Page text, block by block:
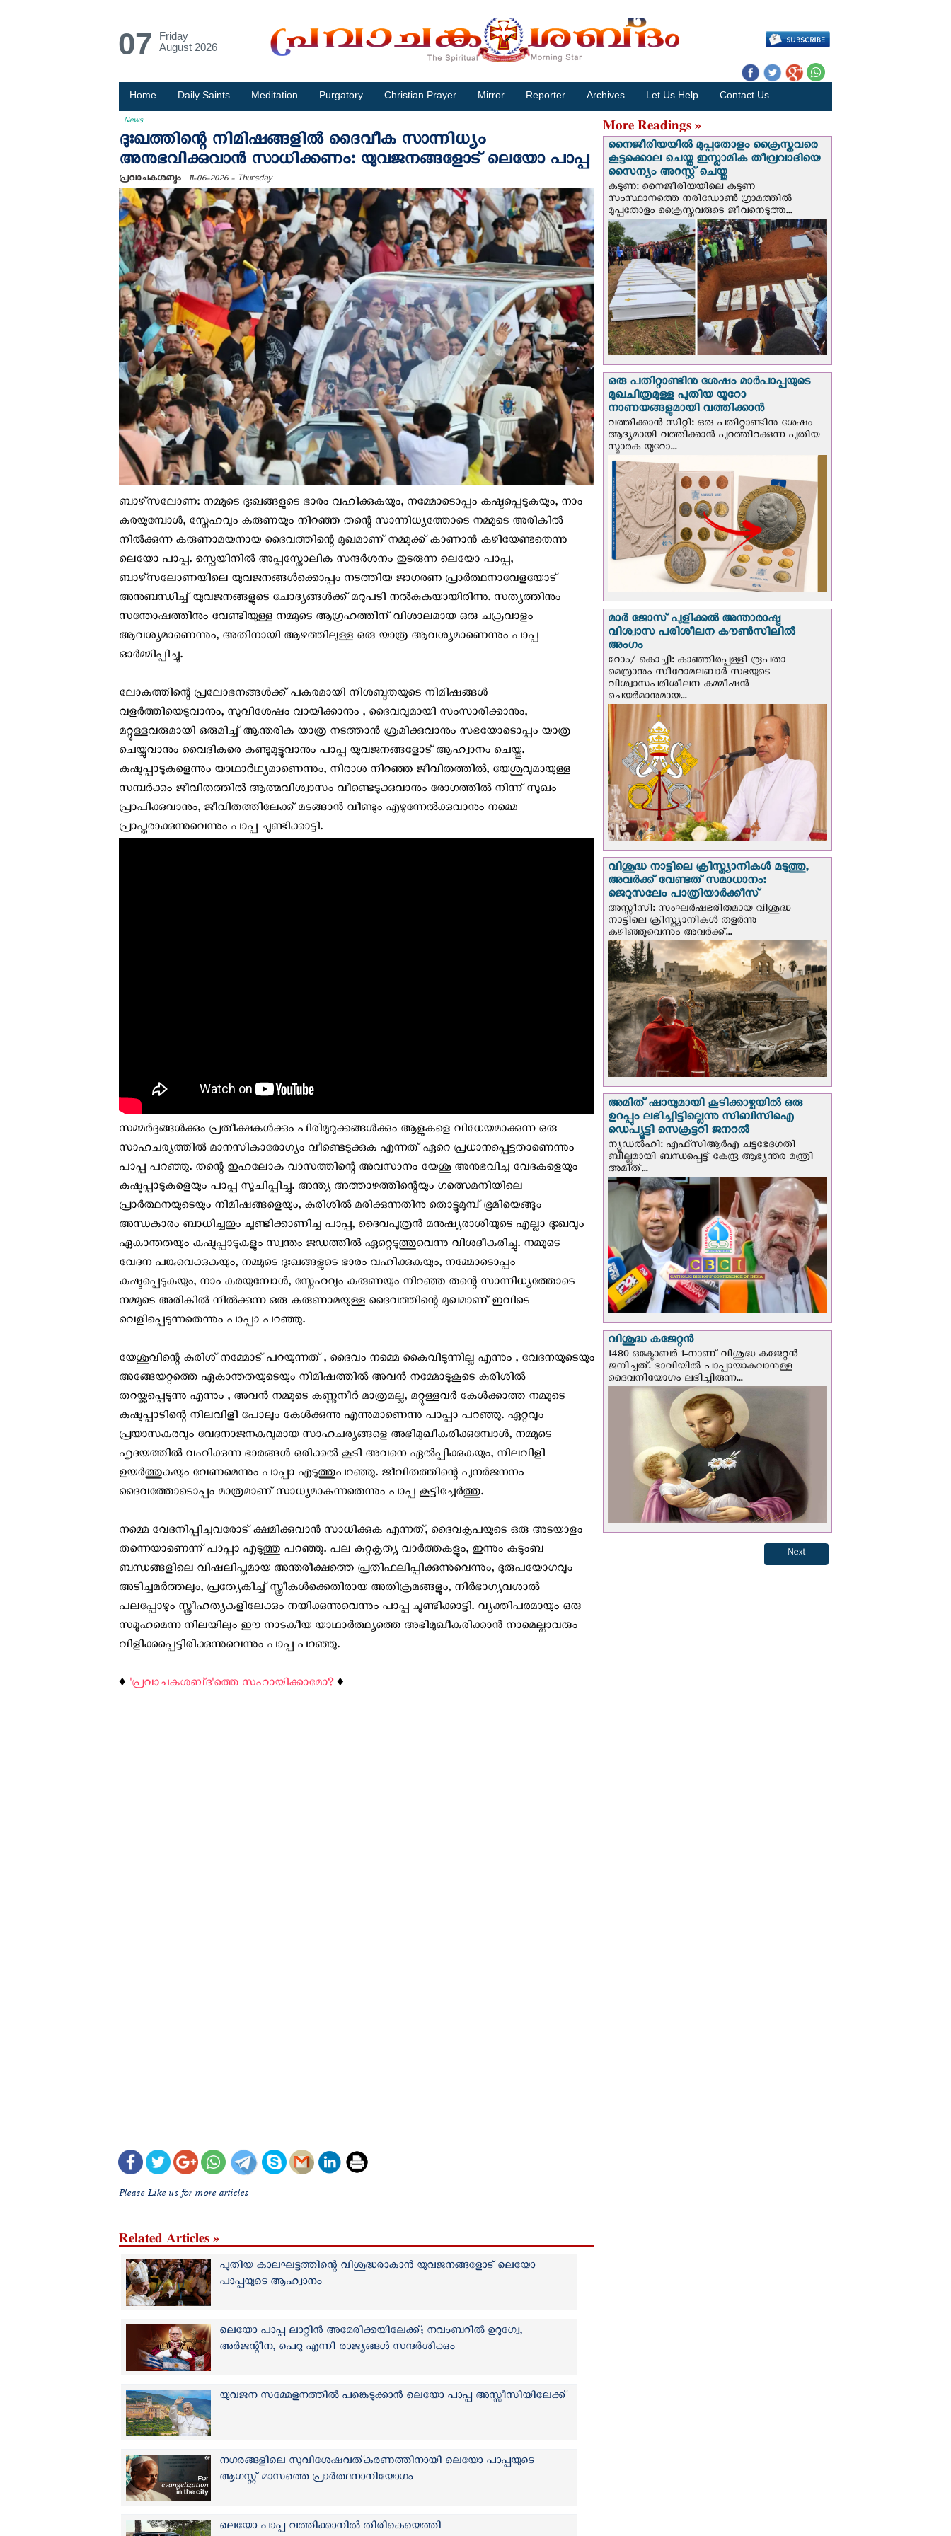
07
Friday
August 2026
Home Daily Saints Meditation Purgatory Christian Prayer Mirror Reporter Archives Let Us Help Contact Us
News
ദുഃഖത്തിന്റെ നിമിഷങ്ങളിൽ ദൈവീക സാന്നിധ്യം
അനുഭവിക്കുവാന്‍ സാധിക്കണം: യുവജനങ്ങളോട് ലെയോ പാപ്പ
പ്രവാചകശബ്ദം 11-06-2026 - Thursday
ബാഴ്‌സലോണ: നമ്മുടെ ദുഃഖങ്ങളുടെ ഭാരം വഹിക്കുകയും, നമ്മോടൊപ്പം കഷ്ടപ്പെടുകയും, നാം
കരയുമ്പോൾ, സ്നേഹവും കരുണയും നിറഞ്ഞ തന്റെ സാന്നിധ്യത്തോടെ നമ്മുടെ അരികിൽ
നിൽക്കുന്ന കരുണാമയനായ ദൈവത്തിന്റെ മുഖമാണ് നമ്മുക്ക് കാണാന്‍ കഴിയേണ്ടതെന്നു
ലെയോ പാപ്പ. സ്പെയിനില്‍ അപ്പസ്തോലിക സന്ദര്‍ശനം തുടരുന്ന ലെയോ പാപ്പ,
ബാഴ്‌സലോണയിലെ യുവജനങ്ങൾക്കൊപ്പം നടത്തിയ ജാഗരണ പ്രാർത്ഥനാവേളയോട്
അനുബന്ധിച്ച് യുവജനങ്ങളുടെ ചോദ്യങ്ങൾക്ക് മറുപടി നൽകുകയായിരിന്നു. സത്യത്തിനും
സന്തോഷത്തിനും വേണ്ടിയുള്ള നമ്മുടെ ആഗ്രഹത്തിന് വിശാലമായ ഒരു ചക്രവാളം
ആവശ്യമാണെന്നും, അതിനായി ആഴത്തിലുള്ള ഒരു യാത്ര ആവശ്യമാണെന്നും പാപ്പ
ഓർമ്മിപ്പിച്ചു.
ലോകത്തിന്റെ പ്രലോഭനങ്ങൾക്ക് പകരമായി നിശബ്ദതയുടെ നിമിഷങ്ങൾ
വളർത്തിയെടുവാനും, സുവിശേഷം വായിക്കാനും , ദൈവവുമായി സംസാരിക്കാനും,
മറ്റുള്ളവരുമായി ഒരുമിച്ച് ആന്തരിക യാത്ര നടത്താൻ ശ്രമിക്കുവാനും സഭയോടൊപ്പം യാത്ര
ചെയ്യുവാനും വൈദികരെ കണ്ടുമുട്ടുവാനും പാപ്പ യുവജനങ്ങളോട് ആഹ്വാനം ചെയ്തു.
കഷ്ടപ്പാടുകളെന്നും യാഥാർഥ്യമാണെന്നും, നിരാശ നിറഞ്ഞ ജീവിതത്തിൽ, യേശുവുമായുള്ള
സമ്പർക്കം ജീവിതത്തിൽ ആത്മവിശ്വാസം വീണ്ടെടുക്കുവാനും രോഗത്തിൽ നിന്ന് സുഖം
പ്രാപിക്കുവാനും, ജീവിതത്തിലേക്ക് മടങ്ങാൻ വീണ്ടും എഴുന്നേൽക്കുവാനും നമ്മെ
പ്രാപ്തരാക്കുന്നുവെന്നും പാപ്പ ചൂണ്ടിക്കാട്ടി.
സമ്മർദ്ദങ്ങൾക്കും പ്രതീക്ഷകൾക്കും പിരിമുറുക്കങ്ങൾക്കും ആളുകളെ വിധേയമാക്കുന്ന ഒരു
സാഹചര്യത്തിൽ മാനസികാരോഗ്യം വീണ്ടെടുക്കുക എന്നത് ഏറെ പ്രധാനപ്പെട്ടതാണെന്നും
പാപ്പ പറഞ്ഞു. തന്റെ ഇഹലോക വാസത്തിന്റെ അവസാനം യേശു അനുഭവിച്ച വേദകളെയും
കഷ്ടപ്പാടുകളെയും പാപ്പ സൂചിപ്പിച്ചു. അന്ത്യ അത്താഴത്തിന്റെയും ഗത്സെമനിയിലെ
പ്രാർത്ഥനയുടെയും നിമിഷങ്ങളെയും, കുരിശിൽ മരിക്കുന്നതിനു തൊട്ടുമുമ്പ് ഭൂമിയെങ്ങും
അന്ധകാരം ബാധിച്ചതും ചൂണ്ടിക്കാണിച്ച പാപ്പ, ദൈവപുത്രൻ മനുഷ്യരാശിയുടെ എല്ലാ ദുഃഖവും
ഏകാന്തതയും കഷ്ടപ്പാടുകളും സ്വന്തം ജഡത്തിൽ ഏറ്റെടുത്തുവെന്നു വിശദീകരിച്ചു. നമ്മുടെ
വേദന പങ്കുവെക്കുകയും, നമ്മുടെ ദുഃഖങ്ങളുടെ ഭാരം വഹിക്കുകയും, നമ്മോടൊപ്പം
കഷ്ടപ്പെടുകയും, നാം കരയുമ്പോൾ, സ്നേഹവും കരുണയും നിറഞ്ഞ തന്റെ സാന്നിധ്യത്തോടെ
നമ്മുടെ അരികിൽ നിൽക്കുന്ന ഒരു കരുണാമയുള്ള ദൈവത്തിന്റെ മുഖമാണ് ഇവിടെ
വെളിപ്പെടുന്നതെന്നും പാപ്പാ പറഞ്ഞു.
യേശുവിന്റെ കുരിശ് നമ്മോട് പറയുന്നത് , ദൈവം നമ്മെ കൈവിടുന്നില്ല എന്നും , വേദനയുടെയും
അങ്ങേയറ്റത്തെ ഏകാന്തതയുടെയും നിമിഷത്തിൽ അവൻ നമ്മോടുകൂടെ കുരിശിൽ
തറയ്ക്കപ്പെടുന്നു എന്നും , അവൻ നമ്മുടെ കണ്ണുനീർ മാത്രമല്ല, മറ്റുള്ളവർ കേൾക്കാത്ത നമ്മുടെ
കഷ്ടപ്പാടിന്റെ നിലവിളി പോലും കേൾക്കുന്നു എന്നുമാണെന്നു പാപ്പാ പറഞ്ഞു. ഏറ്റവും
പ്രയാസകരവും വേദനാജനകവുമായ സാഹചര്യങ്ങളെ അഭിമുഖീകരിക്കുമ്പോൾ, നമ്മുടെ
ഹൃദയത്തിൽ വഹിക്കുന്ന ഭാരങ്ങൾ ഒരിക്കൽ കൂടി അവനെ ഏൽപ്പിക്കുകയും, നിലവിളി
ഉയർത്തുകയും വേണമെന്നും പാപ്പാ എടുത്തുപറഞ്ഞു. ജീവിതത്തിന്റെ പുനർജനനം
ദൈവത്തോടൊപ്പം മാത്രമാണ് സാധ്യമാകുന്നതെന്നും പാപ്പ കൂട്ടിച്ചേർത്തു.
നമ്മെ വേദനിപ്പിച്ചവരോട് ക്ഷമിക്കുവാൻ സാധിക്കുക എന്നത്, ദൈവകൃപയുടെ ഒരു അടയാളം
തന്നെയാണെന്ന് പാപ്പാ എടുത്തു പറഞ്ഞു. പല കുറ്റകൃത്യ വാർത്തകളും, ഇന്നും കുടുംബ
ബന്ധങ്ങളിലെ വിഷലിപ്തമായ അന്തരീക്ഷത്തെ പ്രതിഫലിപ്പിക്കുന്നുവെന്നും, ദുരുപയോഗവും
അടിച്ചമർത്തലും, പ്രത്യേകിച്ച് സ്ത്രീകൾക്കെതിരായ അതിക്രമങ്ങളും, നിർഭാഗ്യവശാൽ
പലപ്പോഴും സ്ത്രീഹത്യകളിലേക്കും നയിക്കുന്നുവെന്നും പാപ്പ ചൂണ്ടിക്കാട്ടി. വ്യക്തിപരമായും ഒരു
സമൂഹമെന്ന നിലയിലും ഈ നാടകീയ യാഥാർത്ഥ്യത്തെ അഭിമുഖീകരിക്കാൻ നാമെല്ലാവരും
വിളിക്കപ്പെട്ടിരിക്കുന്നുവെന്നും പാപ്പ പറഞ്ഞു.
♦️ 'പ്രവാചകശബ്‌ദ'ത്തെ സഹായിക്കാമോ?♦️
Please Like us for more articles
Related Articles »
പുതിയ കാലഘട്ടത്തിന്റെ വിശുദ്ധരാകാന്‍ യുവജനങ്ങളോട് ലെയോ
പാപ്പയുടെ ആഹ്വാനം
ലെയോ പാപ്പ ലാറ്റിൻ അമേരിക്കയിലേക്ക്; നവംബറില്‍ ഉറുഗ്വേ,
അർജന്റീന, പെറു എന്നീ രാജ്യങ്ങള്‍ സന്ദര്‍ശിക്കും
യുവജന സമ്മേളനത്തില്‍ പങ്കെടുക്കാന്‍ ലെയോ പാപ്പ അസ്സീസിയിലേക്ക്
നഗരങ്ങളിലെ സുവിശേഷവത്കരണത്തിനായി ലെയോ പാപ്പയുടെ
ആഗസ്റ്റ് മാസത്തെ പ്രാര്‍ത്ഥനാനിയോഗം
ലെയോ പാപ്പ വത്തിക്കാനിൽ തിരികെയെത്തി
More Readings »
നൈജീരിയയില്‍ മുപ്പതോളം ക്രൈസ്തവരെ
കൂട്ടക്കൊല ചെയ്ത ഇസ്ലാമിക തീവ്രവാദിയെ
സൈന്യം അറസ്റ്റ് ചെയ്തു
കടുണ: നൈജീരിയയിലെ കടുണ
സംസ്ഥാനത്തെ നരിഡോൺ ഗ്രാമത്തിൽ
മുപ്പതോളം ക്രൈസ്തവരുടെ ജീവനെടുത്ത...
ഒരു പതിറ്റാണ്ടിനു ശേഷം മാർപാപ്പയുടെ
മുഖചിത്രമുള്ള പുതിയ യൂറോ
നാണയങ്ങളുമായി വത്തിക്കാന്‍
വത്തിക്കാന്‍ സിറ്റി: ഒരു പതിറ്റാണ്ടിനു ശേഷം
ആദ്യമായി വത്തിക്കാൻ പുറത്തിറക്കുന്ന പുതിയ
സ്മാരക യൂറോ...
മാർ ജോസ് പുളിക്കൽ അന്താരാഷ്ട്ര
വിശ്വാസ പരിശീലന കൗൺസിലിൽ
അംഗം
റോം/ കൊച്ചി: കാഞ്ഞിരപ്പള്ളി രൂപതാ
മെത്രാനും സീറോമലബാർ സഭയുടെ
വിശ്വാസപരിശീലന കമ്മീഷൻ
ചെയർമാനുമായ...
വിശുദ്ധ നാട്ടിലെ ക്രിസ്ത്യാനികൾ മടുത്തു,
അവർക്ക് വേണ്ടത് സമാധാനം:
ജെറുസലേം പാത്രിയാര്‍ക്കീസ്
അസ്സീസി: സംഘര്‍ഷഭരിതമായ വിശുദ്ധ
നാട്ടിലെ ക്രിസ്ത്യാനികൾ തളര്‍ന്നു
കഴിഞ്ഞുവെന്നും അവർക്ക്...
അമിത് ഷായുമായി കൂടിക്കാഴ്ചയില്‍ ഒരു
ഉറപ്പും ലഭിച്ചിട്ടില്ലെന്നു സിബിസിഐ
ഡെപ്യൂട്ടി സെക്രട്ടറി ജനറല്‍
ന്യൂഡല്‍ഹി: എഫ്‌സിആര്‍എ ചട്ടഭേദഗതി
ബില്ലുമായി ബന്ധപ്പെട്ട് കേന്ദ്ര ആഭ്യന്തര മന്ത്രി
അമിത്...
വിശുദ്ധ കജേറ്റന്‍
1480 ഒക്ടോബര്‍ 1-നാണ് വിശുദ്ധ കജേറ്റന്‍
ജനിച്ചത്. ഭാവിയില്‍ പാപ്പായാകുവാനുള്ള
ദൈവനിയോഗം ലഭിച്ചിരുന്ന...
Next